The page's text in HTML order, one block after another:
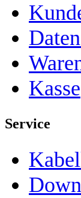
Kasse
Service